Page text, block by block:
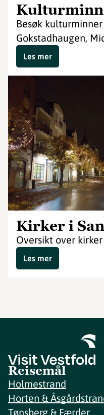
Besøk
Gokstadhaugen,
Les mer
Kirker i
Oversikt over
Les mer
Reisemål
Holmestrand
Horten &
Tønsberg & Færder